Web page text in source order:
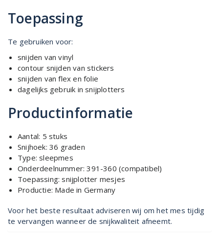
Toepassing
Te gebruiken voor:
snijden van vinyl
contour snijden van stickers
snijden van flex en folie
dagelijks gebruik in snijplotters
Productinformatie
Aantal: 5 stuks
Snijhoek: 36 graden
Type: sleepmes
Onderdeelnummer: 391-360 (compatibel)
Toepassing: snijplotter mesjes
Productie: Made in Germany
Voor het beste resultaat adviseren wij om het mes tijdig
te vervangen wanneer de snijkwaliteit afneemt.